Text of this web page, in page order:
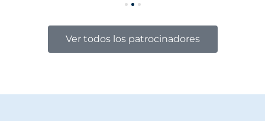
Ver todos los patrocinadores